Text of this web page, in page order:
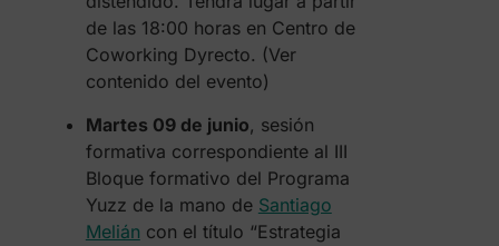
de las 18:00 horas en Centro de
Coworking Dyrecto. (Ver
contenido del evento)
Martes 09 de junio, sesión
formativa correspondiente al III
Bloque formativo del Programa
Yuzz de la mano de Santiago
Melián con el título “Estrategia